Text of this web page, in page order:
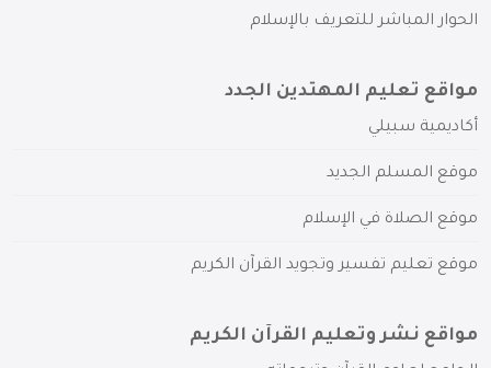
الحوار المباشر للتعريف بالإسلام
مواقع تعليم المهتدين الجدد
أكاديمية سبيلي
موقع المسلم الجديد
موقع الصلاة في الإسلام
موقع تعليم تفسير وتجويد القرآن الكريم
مواقع نشر وتعليم القرآن الكريم